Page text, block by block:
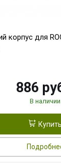
корпус для
886
В наличии
Купить